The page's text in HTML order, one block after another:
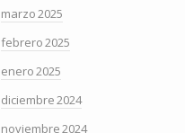
marzo 2025
febrero 2025
enero 2025
diciembre 2024
noviembre 2024